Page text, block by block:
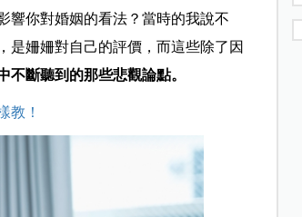
響你對婚姻的看法？當時的我說不
是姍姍對自己的評價，而這些除了因
斷聽到的那些悲觀論點。
教！